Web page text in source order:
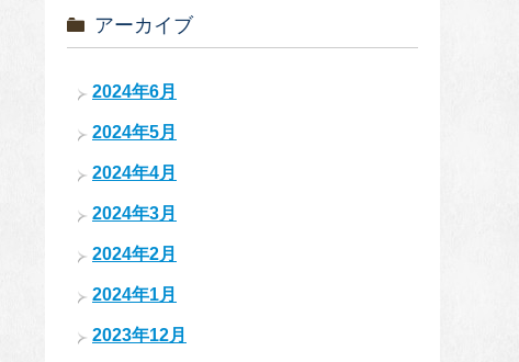
アーカイブ
2024年6月
2024年5月
2024年4月
2024年3月
2024年2月
2024年1月
2023年12月